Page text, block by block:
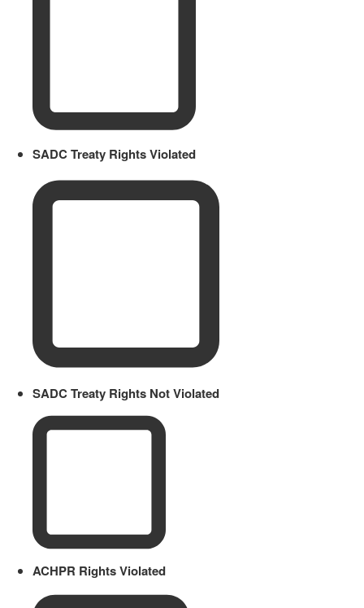
SADC Treaty Rights Violated
SADC Treaty Rights Not Violated
ACHPR Rights Violated